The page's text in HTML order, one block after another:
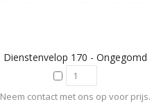
Dienstenvelop 170 - Ongegomd
Neem contact met ons op voor prijs.